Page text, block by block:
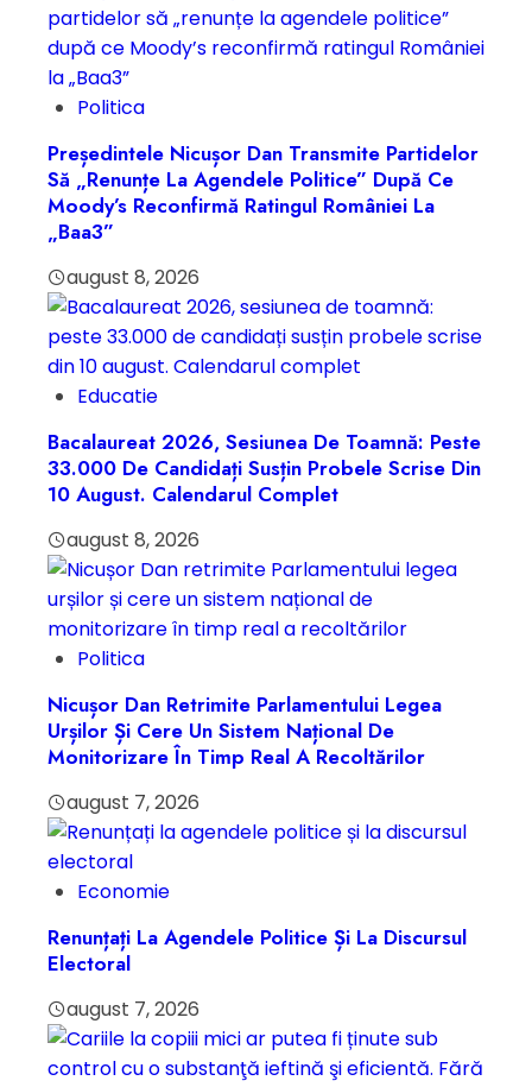
Politica
Președintele Nicușor Dan Transmite Partidelor
Să „renunțe La Agendele Politice” După Ce
Moody’s Reconfirmă Ratingul României La
„Baa3”
august 8, 2026
Educatie
Bacalaureat 2026, Sesiunea De Toamnă: Peste
33.000 De Candidați Susțin Probele Scrise Din
10 August. Calendarul Complet
august 8, 2026
Politica
Nicușor Dan Retrimite Parlamentului Legea
Urșilor Și Cere Un Sistem Național De
Monitorizare În Timp Real A Recoltărilor
august 7, 2026
Economie
Renunțați La Agendele Politice Și La Discursul
Electoral
august 7, 2026